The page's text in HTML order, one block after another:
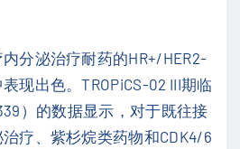
分泌治疗耐药的HR+/HER2-
现出色。TROPiCS-02 III期临
）的数据显示，对于既往接
疗、紫杉烷类药物和CDK4/6